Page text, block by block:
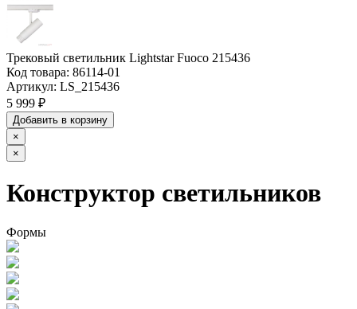
Трековый светильник Lightstar Fuoco 215436
Код товара: 86114-01
Артикул: LS_215436
5 999 ₽
Добавить в корзину
×
×
Конструктор светильников
Формы